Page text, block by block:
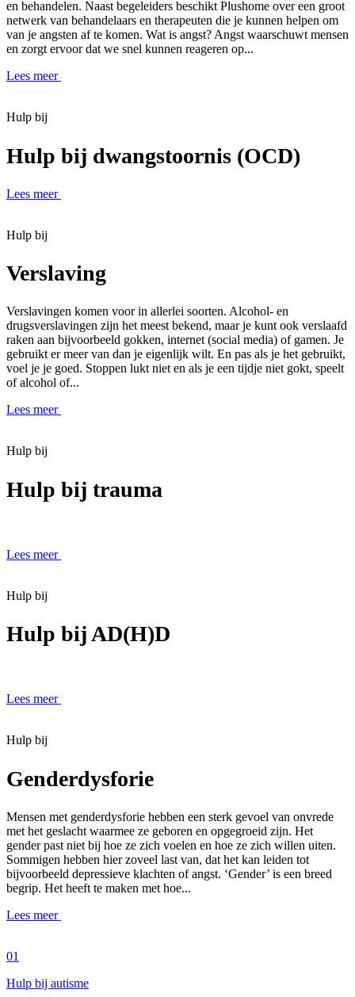
en behandelen. Naast begeleiders beschikt Plushome over een groot
netwerk van behandelaars en therapeuten die je kunnen helpen om
van je angsten af te komen. Wat is angst? Angst waarschuwt mensen
en zorgt ervoor dat we snel kunnen reageren op...
Lees meer
Hulp bij
Hulp bij dwangstoornis (OCD)
Lees meer
Hulp bij
Verslaving
Verslavingen komen voor in allerlei soorten. Alcohol- en
drugsverslavingen zijn het meest bekend, maar je kunt ook verslaafd
raken aan bijvoorbeeld gokken, internet (social media) of gamen. Je
gebruikt er meer van dan je eigenlijk wilt. En pas als je het gebruikt,
voel je je goed. Stoppen lukt niet en als je een tijdje niet gokt, speelt
of alcohol of...
Lees meer
Hulp bij
Hulp bij trauma
Lees meer
Hulp bij
Hulp bij AD(H)D
Lees meer
Hulp bij
Genderdysforie
​​​Mensen met genderdysforie hebben een sterk gevoel van onvrede
met het geslacht waarmee ze geboren en opgegroeid zijn. Het
gender past niet bij hoe ze zich voelen en hoe ze zich willen uiten.
Sommigen hebben hier zoveel last van, dat het kan leiden tot
bijvoorbeeld depressieve klachten of angst. ‘Gender’ is een breed
begrip. Het heeft te maken met hoe...
Lees meer
01
Hulp bij autisme